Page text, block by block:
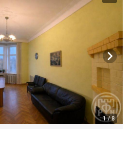
1 / 8